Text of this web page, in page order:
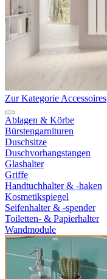
Zur Kategorie Accessoires
Ablagen & Körbe
Bürstengarnituren
Duschsitze
Duschvorhangstangen
Glashalter
Griffe
Handtuchhalter & -haken
Kosmetikspiegel
Seifenhalter & -spender
Toiletten- & Papierhalter
Wandmodule